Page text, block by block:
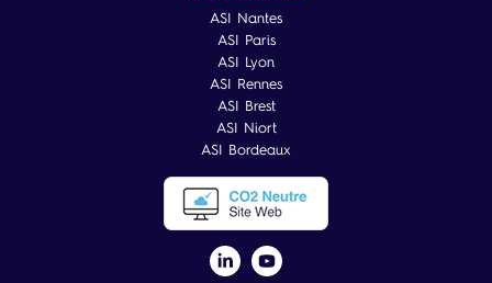
ASI Nantes
ASI Paris
ASI Lyon
ASI Rennes
ASI Brest
ASI Niort
ASI Bordeaux